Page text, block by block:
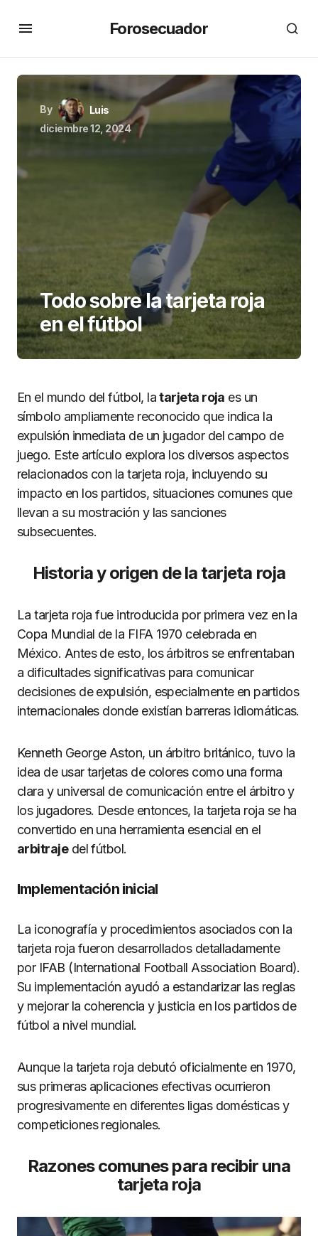
Forosecuador
By
Luis
diciembre 12, 2024
Todo sobre la tarjeta roja
en el fútbol
En el mundo del fútbol, latarjeta roja es un
símbolo ampliamente reconocido que indica la
expulsión inmediata de un jugador del campo de
juego. Este artículo explora los diversos aspectos
relacionados con la tarjeta roja, incluyendo su
impacto en los partidos, situaciones comunes que
llevan a su mostración y las sanciones
subsecuentes.
Historia y origen de la tarjeta roja
La tarjeta roja fue introducida por primera vez en la
Copa Mundial de la FIFA 1970 celebrada en
México. Antes de esto, los árbitros se enfrentaban
a dificultades significativas para comunicar
decisiones de expulsión, especialmente en partidos
internacionales donde existían barreras idiomáticas.
Kenneth George Aston, un árbitro británico, tuvo la
idea de usar tarjetas de colores como una forma
clara y universal de comunicación entre el árbitro y
los jugadores. Desde entonces, la tarjeta roja se ha
convertido en una herramienta esencial en el
arbitrajedel fútbol.
Implementación inicial
La iconografía y procedimientos asociados con la
tarjeta roja fueron desarrollados detalladamente
por IFAB (International Football Association Board).
Su implementación ayudó a estandarizar las reglas
y mejorar la coherencia y justicia en los partidos de
fútbol a nivel mundial.
Aunque la tarjeta roja debutó oficialmente en 1970,
sus primeras aplicaciones efectivas ocurrieron
progresivamente en diferentes ligas domésticas y
competiciones regionales.
Razones comunes para recibir una
tarjeta roja